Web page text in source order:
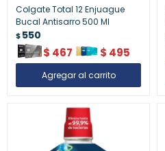
Colgate Total 12 Enjuague
Bucal Antisarro 500 Ml
$550
$ 467 $ 495